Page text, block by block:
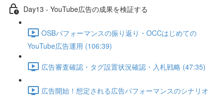
Day13 - YouTube広告の成果を検証する
OSBパフォーマンスの振り返り・OCCはじめての
YouTube広告運用 (106:39)
広告審査確認・タグ設置状況確認・入札戦略 (47:35)
広告開始！想定される広告パフォーマンスのシナリオ